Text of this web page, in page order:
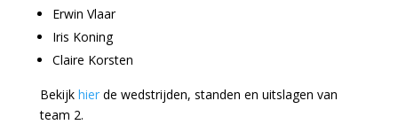
Erwin Vlaar
Iris Koning
Claire Korsten
Bekijk hier de wedstrijden, standen en uitslagen van
team 2.